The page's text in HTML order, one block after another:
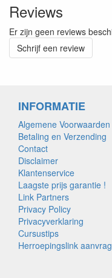
Reviews
Er zijn geen reviews
Schrijf een review
INFORMATIE
Algemene Voorwaarden
Betaling en Verzending
Contact
Disclaimer
Klantenservice
Laagste prijs garantie !
Link Partners
Privacy Policy
Privacyverklaring
Cursustips
Herroepingslink